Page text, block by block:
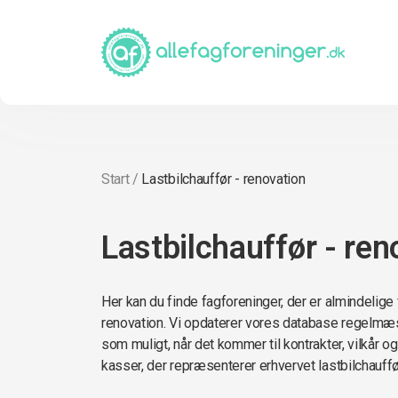
Start/ Lastbilchauffør - renovation
Lastbilchauffør -
Her kan du finde fagforeninger, der er
renovation. Vi opdaterer vores database
som muligt, når det kommer til kontrakter, vilkår
kasser, der repræsenterer erhvervet